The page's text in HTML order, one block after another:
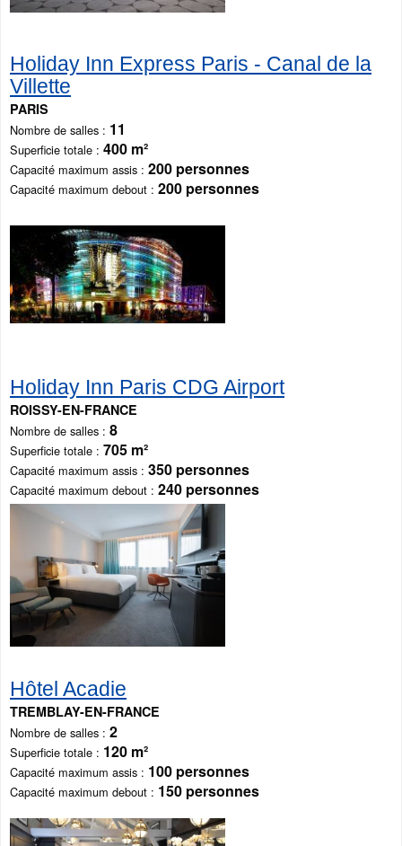
Holiday Inn Express Paris - Canal de la
Villette
PARIS
Nombre de salles 11
Superficie totale 400 m²
Capacité maximum assis 200 personnes
Capacité maximum debout 200 personnes
Holiday Inn Paris CDG Airport
ROISSY-EN-FRANCE
Nombre de salles 8
Superficie totale 705 m²
Capacité maximum assis 350 personnes
Capacité maximum debout 240 personnes
Hôtel Acadie
TREMBLAY-EN-FRANCE
Nombre de salles 2
Superficie totale 120 m²
Capacité maximum assis 100 personnes
Capacité maximum debout 150 personnes